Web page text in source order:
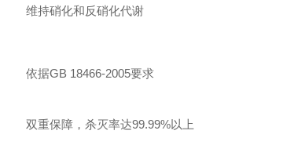
维持硝化和反硝化代谢
依据GB 18466-2005要求
双重保障，杀灭率达99.99%以上